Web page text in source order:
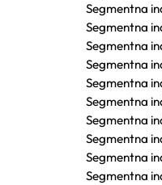
Segmentna
Segmentna
Segmentna
Segmentna
Segmentna
Segmentna
Segmentna
Segmentna
Segmentna
Segmentna